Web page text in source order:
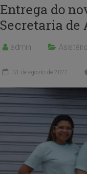
Entrega do
Secretaria de
admin
31 de agosto de 2022